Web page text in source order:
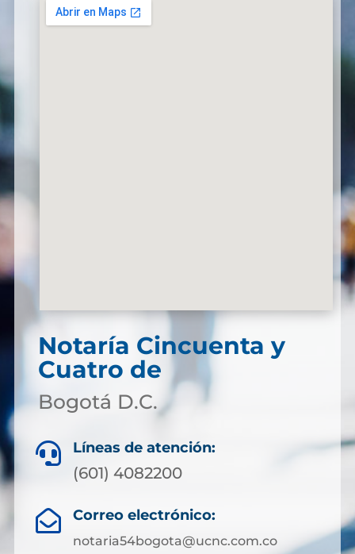
Notaría Cincuenta y
Cuatro de
Bogotá D.C.
 Líneas de atención:
(601) 4082200
 Correo electrónico:
notaria54bogota@ucnc.com.co